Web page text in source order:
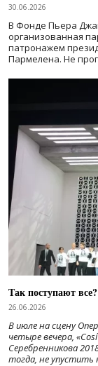
30.06.2026
В Фонде Пьера
организованная
патронажем
Пармелена. Не
Так поступают
26.06.2026
В июле на сцену
четыре вечера,
Серебренникова
тогда, не упустить